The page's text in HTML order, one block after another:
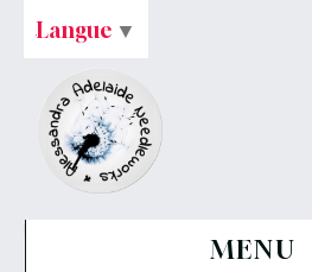
MENU
Langue ▼